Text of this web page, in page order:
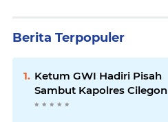
Berita Terpopuler
Ketum GWI Hadiri Pisah
Sambut Kapolres Cilegon